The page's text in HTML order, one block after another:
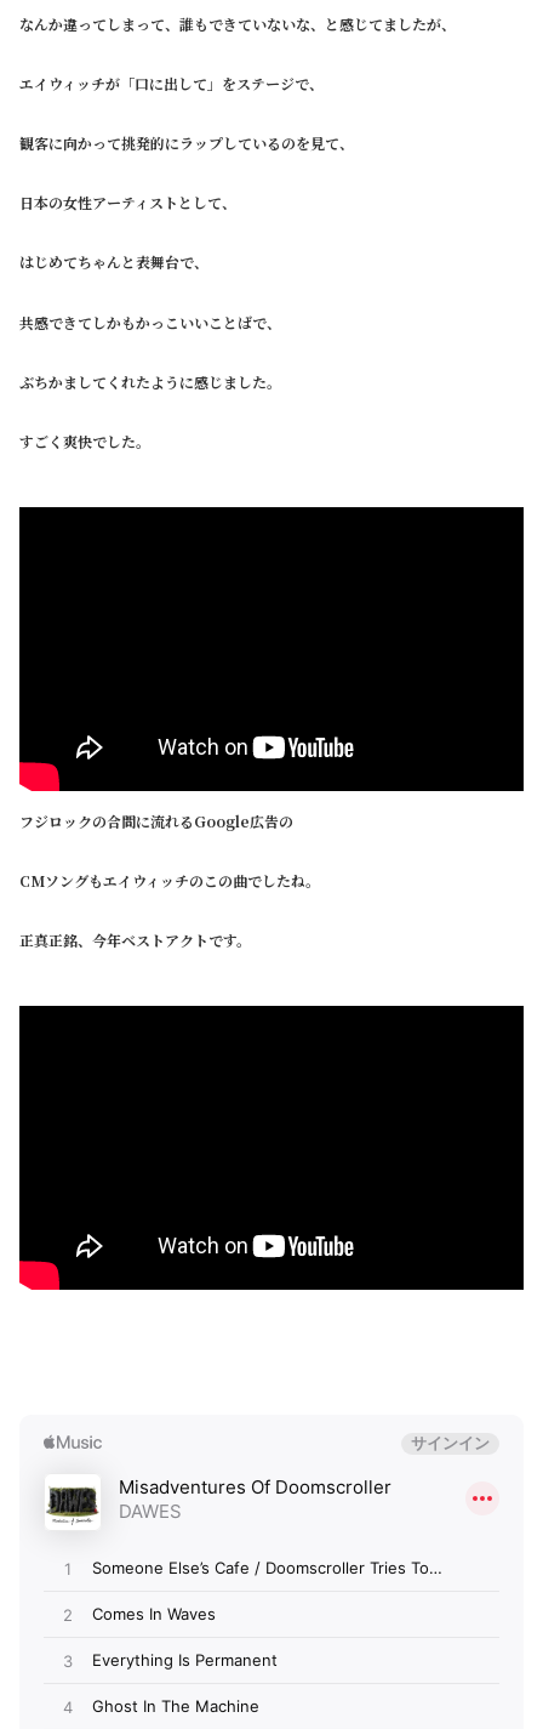
なんか違ってしまって、誰もできていないな、と感じてましたが、
エイウィッチが「口に出して」をステージで、
観客に向かって挑発的にラップしているのを見て、
日本の女性アーティストとして、
はじめてちゃんと表舞台で、
共感できてしかもかっこいいことばで、
ぶちかましてくれたように感じました。
すごく爽快でした。
フジロックの合間に流れるGoogle広告の
CMソングもエイウィッチのこの曲でしたね。
正真正銘、今年ベストアクトです。